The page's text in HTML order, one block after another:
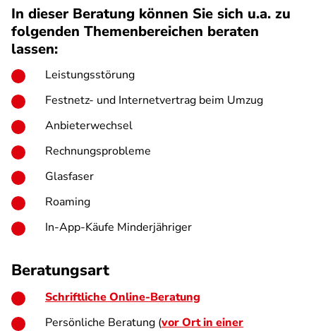
In dieser Beratung können Sie sich u.a. zu
folgenden Themenbereichen beraten
lassen:
Leistungsstörung
Festnetz- und Internetvertrag beim Umzug
Anbieterwechsel
Rechnungsprobleme
Glasfaser
Roaming
In-App-Käufe Minderjähriger
Beratungsart
Schriftliche Online-Beratung
Persönliche Beratung (vor Ort in einer